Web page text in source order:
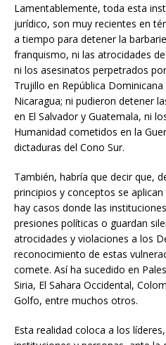
Lamentablemente, toda esta
jurídico, son muy recientes en
a tiempo para detener la
franquismo, ni las atrocidades
ni los asesinatos perpetrados
Trujillo en República
Nicaragua; ni pudieron detener
en El Salvador y Guatemala, ni
Humanidad cometidos en la
dictaduras del Cono Sur.
También, habría que decir que,
principios y conceptos se aplican
hay casos donde las
presiones políticas o guardan
atrocidades y violaciones a los
reconocimiento de estas
comete. Así ha sucedido en
Siria, El Sahara Occidental,
Golfo, entre muchos otros.
Esta realidad coloca a los